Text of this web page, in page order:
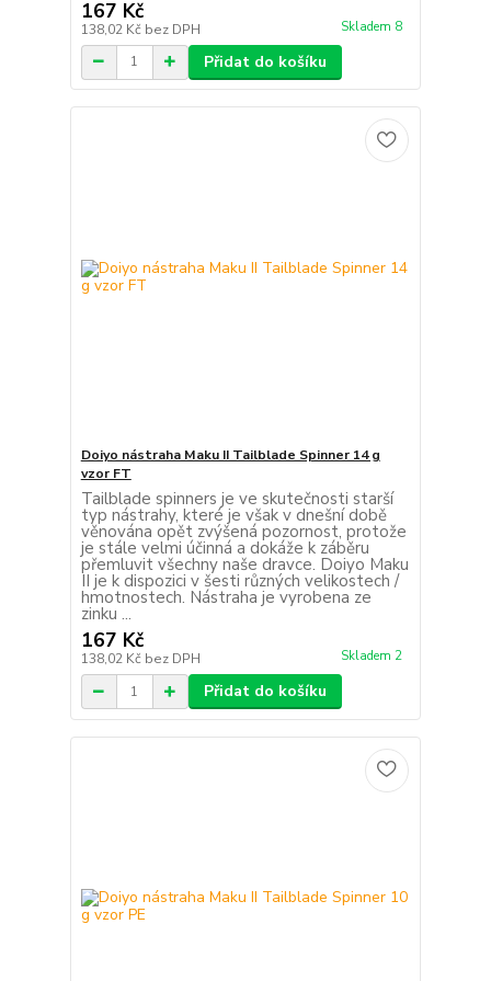
167 Kč
138,02 Kč bez DPH Skladem 8
Přidat do košíku
Doiyo nástraha Maku II Tailblade Spinner 14 g
vzor FT
Tailblade spinners je ve skutečnosti starší
typ nástrahy, které je však v dnešní době
věnována opět zvýšená pozornost, protože
je stále velmi účinná a dokáže k záběru
přemluvit všechny naše dravce. Doiyo Maku
II je k dispozici v šesti různých velikostech /
hmotnostech. Nástraha je vyrobena ze
zinku ...
167 Kč
138,02 Kč bez DPH Skladem 2
Přidat do košíku